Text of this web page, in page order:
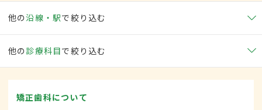
他の沿線・駅で絞り込む
他の 診療科目で絞り込む
矯正歯科について